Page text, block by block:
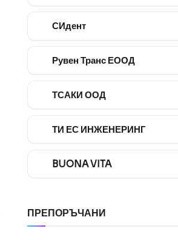
СИдент
Рувен Транс ЕООД
ТСАКИ ООД
ТИ ЕС ИНЖЕНЕРИНГ
BUONA VITA
ПРЕПОРЪЧАНИ